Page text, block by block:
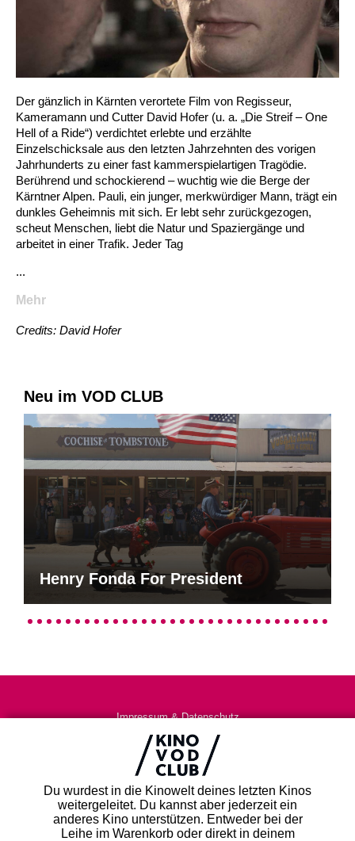
Du wurdest in die Kinowelt deines letzten Kinos
weitergeleitet. Du kannst aber jederzeit ein
anderes Kino unterstützen. Entweder bei der
Leihe im Warenkorb oder direkt in deinem
Der gänzlich in Kärnten verortete Film von Regisseur,
Kameramann und Cutter David Hofer (u. a. „Die Streif – One
Hell of a Ride“) verdichtet erlebte und erzählte
Einzelschicksale aus den letzten Jahrzehnten des vorigen
Jahrhunderts zu einer fast kammerspielartigen Tragödie.
Berührend und schockierend – wuchtig wie die Berge der
Kärntner Alpen. Pauli, ein junger, merkwürdiger Mann, trägt ein
dunkles Geheimnis mit sich. Er lebt sehr zurückgezogen,
scheut Menschen, liebt die Natur und Spaziergänge und
arbeitet in einer Trafik. Jeder Tag
...
Mehr
Credits: David Hofer
Neu im VOD CLUB
Henry Fonda For President
Impressum & Datenschutz
AGB
Kontakt
FAQ
Newsletter
Partner